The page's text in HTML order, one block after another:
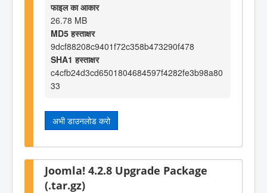
फाइल का आकार
26.78 MB
MD5 हस्ताक्षर
9dcf88208c9401f72c358b473290f478
SHA1 हस्ताक्षर
c4cfb24d3cd6501804684597f4282fe3b98a80
33
अभी डाउनलोड करो
Joomla! 4.2.8 Upgrade Package
(.tar.gz)